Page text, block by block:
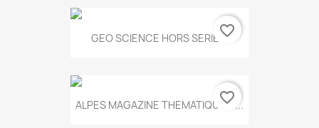
GEO SCIENCE HORS SERIE...favorite_border
ALPES MAGAZINE THEMATIQUE N...
favorite_border